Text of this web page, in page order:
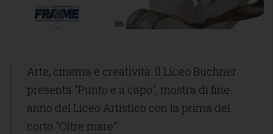
Arte, cinema e creatività: il Liceo Buchner
presenta "Punto e a capo", mostra di fine
anno del Liceo Artistico con la prima del
corto "Oltre mare”